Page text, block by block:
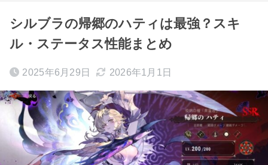
シルブラの帰郷のハティは最強？スキ
ル・ステータス性能まとめ
2025年6月29日 2026年1月1日